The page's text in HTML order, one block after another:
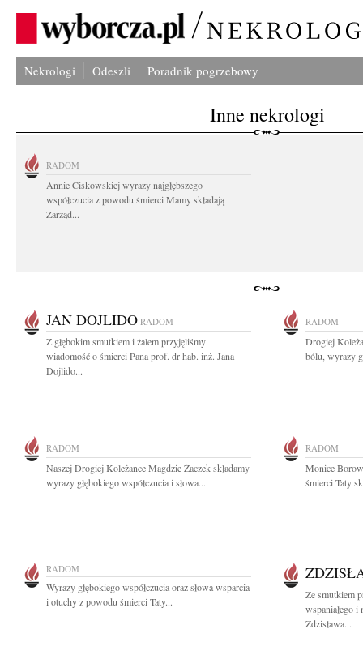
Nekrologi Odeszli Poradnik pogrzebowy
Inne nekrologi
RADOM
Annie Ciskowskiej wyrazy najgłębszego
współczucia z powodu śmierci Mamy składają
Zarząd...
JAN DOJLIDO RADOM
Z głębokim smutkiem i żalem przyjęliśmy
wiadomość o śmierci Pana prof. dr hab. inż. Jana
Dojlido...
RADOM
Drogiej
bólu, wyrazy
RADOM
Naszej Drogiej Koleżance Magdzie Żaczek składamy
wyrazy głębokiego współczucia i słowa...
RADOM
Monice
śmierci Taty
RADOM
Wyrazy głębokiego współczucia oraz słowa wsparcia
i otuchy z powodu śmierci Taty...
Ze smutkiem
wspaniałego i
Zdzisława...